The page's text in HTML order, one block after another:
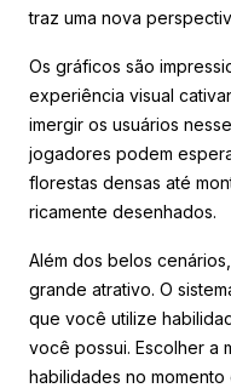
traz uma nova
Os gráficos são
experiência visual
imergir os usuários
jogadores podem
florestas densas até
ricamente desenhados.
Além dos belos
grande atrativo. O
que você utilize
você possui. Escolher a
habilidades no